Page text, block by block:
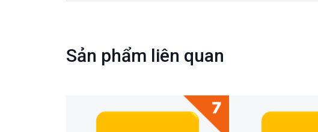
Sản phẩm liên quan